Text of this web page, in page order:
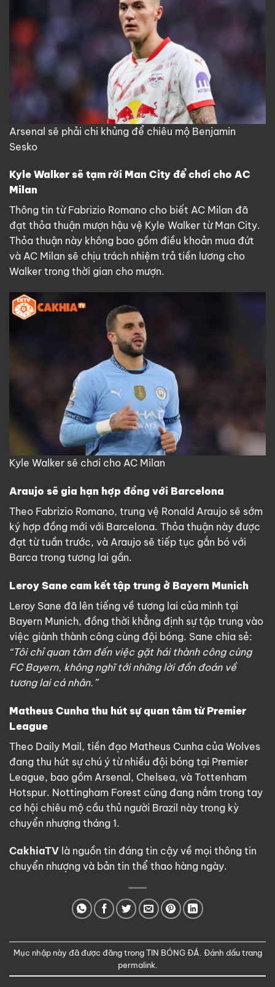
Arsenal sẽ phải chi khủng để chiêu mộ Benjamin
Sesko
Kyle Walker sẽ tạm rời Man City để chơi cho AC
Milan
Thông tin từ Fabrizio Romano cho biết AC Milan đã
đạt thỏa thuận mượn hậu vệ Kyle Walker từ Man City.
Thỏa thuận này không bao gồm điều khoản mua đứt
và AC Milan sẽ chịu trách nhiệm trả tiền lương cho
Walker trong thời gian cho mượn.
Kyle Walker sẽ chơi cho AC Milan
Araujo sẽ gia hạn hợp đồng với Barcelona
Theo Fabrizio Romano, trung vệ Ronald Araujo sẽ sớm
ký hợp đồng mới với Barcelona. Thỏa thuận này được
đạt từ tuần trước, và Araujo sẽ tiếp tục gắn bó với
Barca trong tương lai gần.
Leroy Sane cam kết tập trung ở Bayern Munich
Leroy Sane đã lên tiếng về tương lai của mình tại
Bayern Munich, đồng thời khẳng định sự tập trung vào
việc giành thành công cùng đội bóng. Sane chia sẻ:
“Tôi chỉ quan tâm đến việc gặt hái thành công cùng
FC Bayern, không nghĩ tới những lời đồn đoán về
tương lai cá nhân.”
Matheus Cunha thu hút sự quan tâm từ Premier
League
Theo Daily Mail, tiền đạo Matheus Cunha của Wolves
đang thu hút sự chú ý từ nhiều đội bóng tại Premier
League, bao gồm Arsenal, Chelsea, và Tottenham
Hotspur. Nottingham Forest cũng đang nắm trong tay
cơ hội chiêu mộ cầu thủ người Brazil này trong kỳ
chuyển nhượng tháng 1.
CakhiaTV là nguồn tin đáng tin cậy về mọi thông tin
chuyển nhượng và bản tin thể thao hàng ngày.
Mục nhập này đã được đăng trongTIN BÓNG ĐÁ . Đánh dấu trang
permalink.